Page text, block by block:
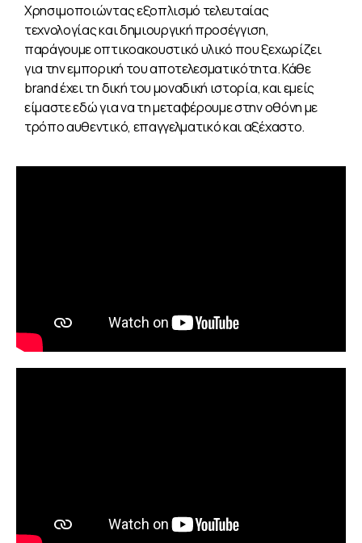
Χρησιμοποιώντας εξοπλισμό τελευταίας
τεχνολογίας και δημιουργική προσέγγιση,
παράγουμε οπτικοακουστικό υλικό που ξεχωρίζει
για την εμπορική του αποτελεσματικότητα. Κάθε
brand έχει τη δική του μοναδική ιστορία, και εμείς
είμαστε εδώ για να τη μεταφέρουμε στην οθόνη με
τρόπο αυθεντικό, επαγγελματικό και αξέχαστο.